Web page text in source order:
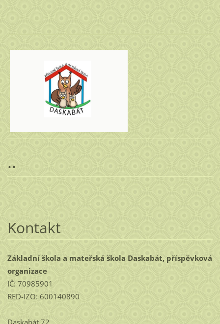
..
Kontakt
Základní škola a mateřská škola Daskabát, příspěvková
organizace
IČ: 70985901
RED-IZO: 600140890
Daskabát 72